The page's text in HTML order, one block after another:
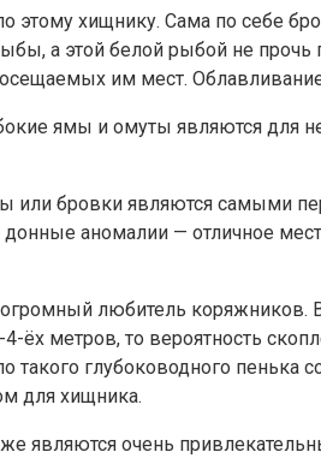
этому хищнику. Сама по себе
а этой белой рыбой не
им мест.
ямы и омуты являются для
или бровки являются самыми
аномалии — отличное
любитель
4-ёх метров, то вероятность
такого глубоководного
для хищника.
очень